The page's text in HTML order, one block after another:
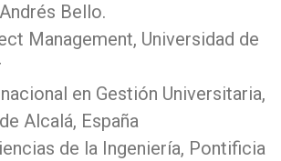
Bello.
Management, Universidad de
en Gestión Universitaria,
Alcalá, España
de la Ingeniería, Pontificia